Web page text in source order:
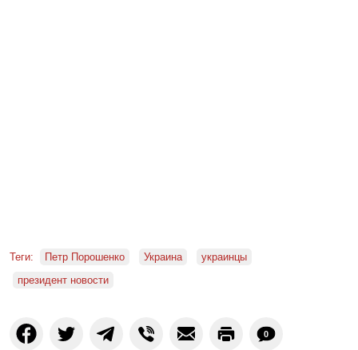
Теги: Петр Порошенко Украина
украинцы
президент новости
0